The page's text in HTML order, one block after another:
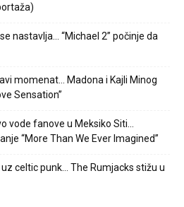
nastavlja… “Michael 2” počinje da
momenat… Madona i Kajli Minog
Sensation”
vode fanove u Meksiko Siti…
“More Than We Ever Imagined”
celtic punk… The Rumjacks stižu u